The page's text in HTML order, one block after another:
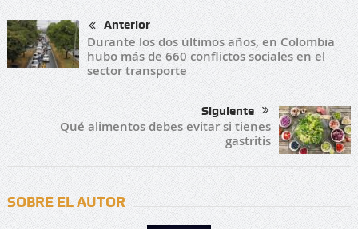
Anterior
Durante los dos últimos años, en Colombia
hubo más de 660 conflictos sociales en el
sector transporte
Siguiente
Qué alimentos debes evitar si tienes
gastritis
SOBRE EL AUTOR